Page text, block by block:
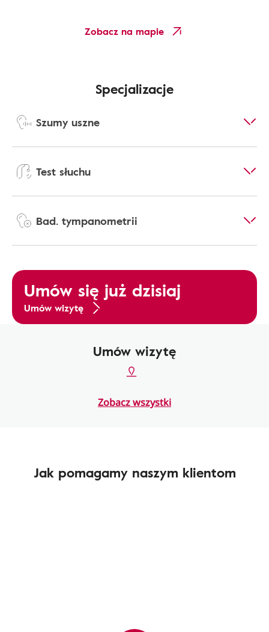
Zobacz na mapie
Specjalizacje
Szumy uszne
Test słuchu
Bad. tympanometrii
Umów się już dzisiaj
Umów wizytę
Umów wizytę
Zobacz wszystki
Jak pomagamy naszym klientom